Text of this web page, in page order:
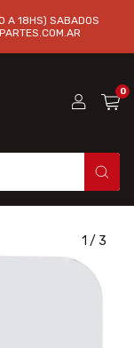
A 18HS) SABADOS
0
1 / 3